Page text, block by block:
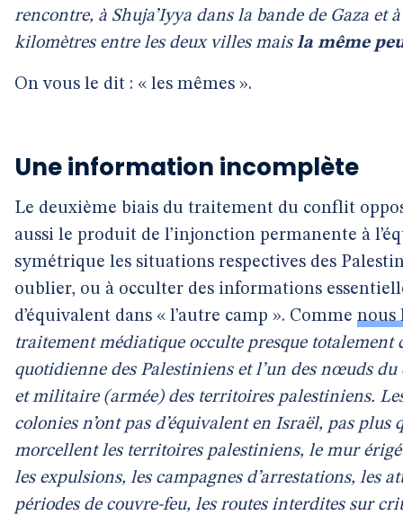
rencontre, à Shuja’Iyya dans la bande de Gaza et
kilomètres entre les deux villes mais la même
On vous le dit : « les mêmes ».
Une information incomplète
Le deuxième biais du traitement du conflit
aussi le produit de l’injonction permanente à
symétrique les situations respectives des
oublier, ou à occulter des informations
d’équivalent dans « l’autre camp ». Comme nous
traitement médiatique occulte presque totalement
quotidienne des Palestiniens et l’un des nœuds
et militaire (armée) des territoires palestiniens.
colonies n’ont pas d’équivalent en Israël, pas
morcellent les territoires palestiniens, le mur
les expulsions, les campagnes d’arrestations, les
périodes de couvre-feu, les routes interdites sur